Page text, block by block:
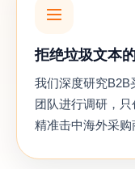
拒绝垃圾文本
我们深度研究B2B
团队进行调研，只
精准击中海外采购